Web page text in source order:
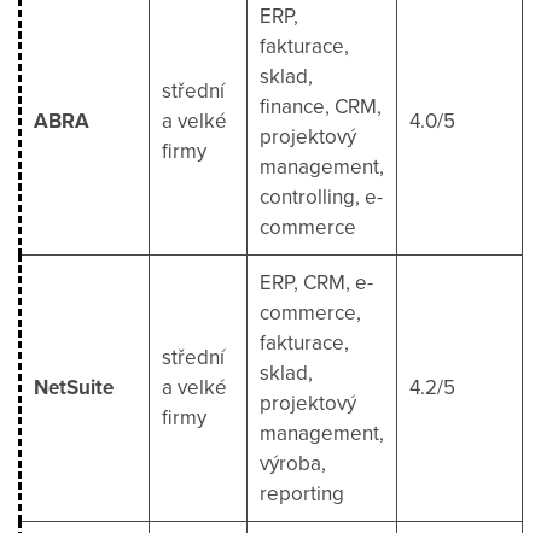
ABRA
střední
a velké
firmy
ERP,
fakturace,
sklad,
finance, CRM,
projektový
management,
controlling, e-
commerce
4.0/5
NetSuite
střední
a velké
firmy
ERP, CRM, e-
commerce,
fakturace,
sklad,
projektový
management,
výroba,
reporting
4.2/5